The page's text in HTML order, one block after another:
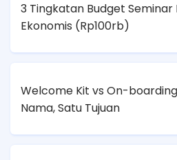
3 Tingkatan Budget Seminar
Ekonomis (Rp100rb)
Welcome Kit vs On-
Nama, Satu Tujuan